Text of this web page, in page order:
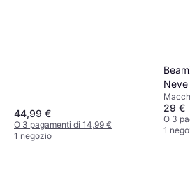
44,99 €
O 3 pagamenti di 14,99 €
1 negozio
29 €
O 3
1